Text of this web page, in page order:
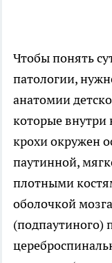
Чтобы понять
патологии,
анатомии
которые внутри
крохи окружен
паутинной,
плотными
оболочкой
(подпаутиного)